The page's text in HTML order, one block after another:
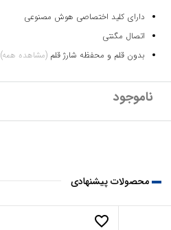
دارای کلید اختصاصی هوش مصنوعی
اتصال مگنتی
بدون قلم و محفظه شارژ قلم (مشاهده همه)
محصولات پیشنهادی
favorite_border